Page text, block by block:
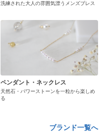
洗練された大人の雰囲気漂うメンズブレス
ペンダント・ネックレス
天然石・パワーストーンを一粒から楽しめ
る
ブランド一覧へ